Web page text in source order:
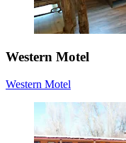
Western Motel
Western Motel